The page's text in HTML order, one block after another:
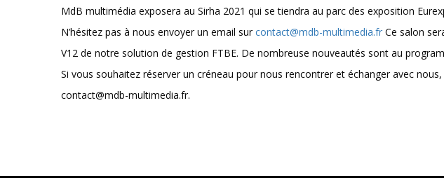
MdB multimédia exposera au Sirha 2021 qui se tiendra au parc des exposition
N’hésitez pas à nous envoyer un email surcontact@mdb-multimedia.fr Ce salon
V12 de notre solution de gestion FTBE. De nombreuse nouveautés sont au
Si vous souhaitez réserver un créneau pour nous rencontrer et échanger avec
contact@mdb-multimedia.fr.